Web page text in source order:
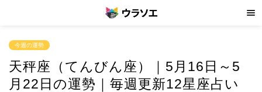
今週の運勢
天秤座（てんびん座）｜5月16日～5
月22日の運勢｜毎週更新12星座占い